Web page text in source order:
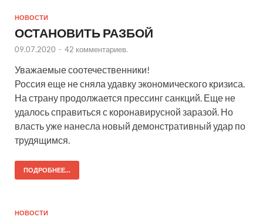
НОВОСТИ
ОСТАНОВИТЬ РАЗБОЙ
09.07.2020 - 42 комментариев.
Уважаемые соотечественники!
Россия еще не сняла удавку экономического кризиса.
На страну продолжается прессинг санкций. Еще не
удалось справиться с коронавирусной заразой. Но
власть уже нанесла новый демонстративный удар по
трудящимся.
ПОДРОБНЕЕ...
НОВОСТИ